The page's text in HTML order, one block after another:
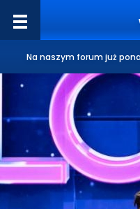
Na naszym forum już